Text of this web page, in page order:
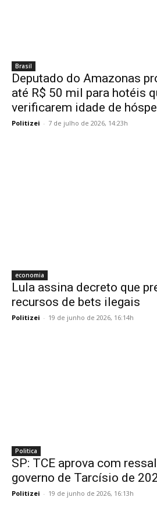
Brasil
Deputado do Amazonas
até R$ 50 mil para hotéis
verificarem idade de
Politizei - 7 de julho de 2026, 14:23h
economia
Lula assina decreto que
recursos de bets ilegais
Politizei - 19 de junho de 2026, 16:14h
Politica
SP: TCE aprova com
governo de Tarcísio de
Politizei - 19 de junho de 2026, 16:13h